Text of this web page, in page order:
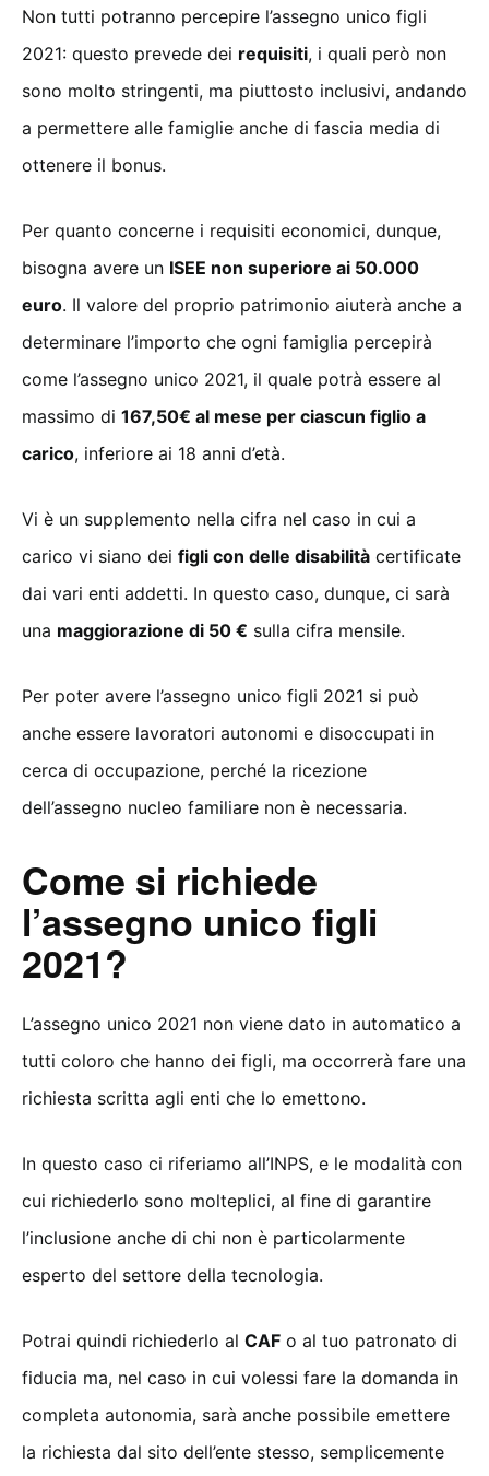
Non tutti potranno percepire l’assegno unico figli
2021: questo prevede dei requisiti, i quali però non
sono molto stringenti, ma piuttosto inclusivi, andando
a permettere alle famiglie anche di fascia media di
ottenere il bonus.
Per quanto concerne i requisiti economici, dunque,
bisogna avere un ISEE non superiore ai 50.000
euro. Il valore del proprio patrimonio aiuterà anche a
determinare l’importo che ogni famiglia percepirà
come l’assegno unico 2021, il quale potrà essere al
massimo di 167,50€ al mese per ciascun figlio a
carico, inferiore ai 18 anni d’età.
Vi è un supplemento nella cifra nel caso in cui a
carico vi siano dei figli con delle disabilità certificate
dai vari enti addetti. In questo caso, dunque, ci sarà
una maggiorazione di 50 € sulla cifra mensile.
Per poter avere l’assegno unico figli 2021 si può
anche essere lavoratori autonomi e disoccupati in
cerca di occupazione, perché la ricezione
dell’assegno nucleo familiare non è necessaria.
Come si richiede
l’assegno unico figli
2021?
L’assegno unico 2021 non viene dato in automatico a
tutti coloro che hanno dei figli, ma occorrerà fare una
richiesta scritta agli enti che lo emettono.
In questo caso ci riferiamo all’INPS, e le modalità con
cui richiederlo sono molteplici, al fine di garantire
l’inclusione anche di chi non è particolarmente
esperto del settore della tecnologia.
Potrai quindi richiederlo al CAF o al tuo patronato di
fiducia ma, nel caso in cui volessi fare la domanda in
completa autonomia, sarà anche possibile emettere
la richiesta dal sito dell’ente stesso, semplicemente